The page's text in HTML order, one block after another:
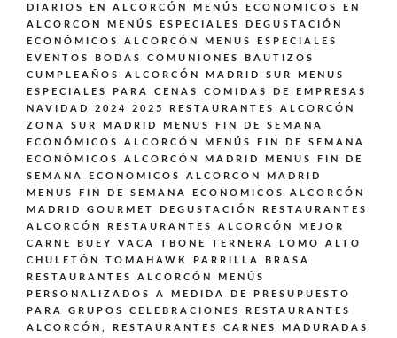
DIARIOS EN ALCORCÓN
MENÚS ECONOMICOS EN
ALCORCON
MENÚS ESPECIALES DEGUSTACIÓN
ECONÓMICOS ALCORCÓN
MENUS ESPECIALES
EVENTOS BODAS COMUNIONES BAUTIZOS
CUMPLEAÑOS ALCORCÓN MADRID SUR
MENUS
ESPECIALES PARA CENAS COMIDAS DE EMPRESAS
NAVIDAD 2024 2025 RESTAURANTES ALCORCÓN
ZONA SUR MADRID
MENUS FIN DE SEMANA
ECONÓMICOS ALCORCÓN
MENÚS FIN DE SEMANA
ECONÓMICOS ALCORCÓN MADRID
MENUS FIN DE
SEMANA ECONOMICOS ALCORCON MADRID
MENUS FIN DE SEMANA ECONOMICOS ALCORCÓN
MADRID GOURMET DEGUSTACIÓN
RESTAURANTES
ALCORCÓN
RESTAURANTES ALCORCÓN MEJOR
CARNE BUEY VACA TBONE TERNERA LOMO ALTO
CHULETÓN TOMAHAWK PARRILLA BRASA
RESTAURANTES ALCORCÓN MENÚS
PERSONALIZADOS A MEDIDA DE PRESUPUESTO
PARA GRUPOS CELEBRACIONES
RESTAURANTES
ALCORCÓN,
RESTAURANTES CARNES MADURADAS